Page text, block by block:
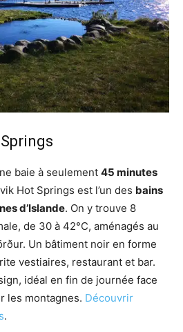
baie à seulement 45 minutes
Hot Springs est l’un des bains
d’Islande. On y trouve 8
de 30 à 42°C, aménagés au
Un bâtiment noir en forme
vestiaires, restaurant et bar.
idéal en fin de journée face
les montagnes. Découvrir
.